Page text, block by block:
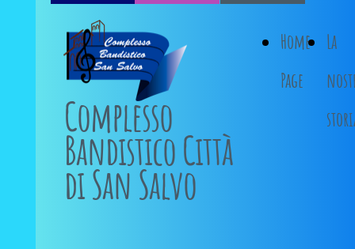
Complesso
Bandistico Città
di San Salvo
Home
Page
La